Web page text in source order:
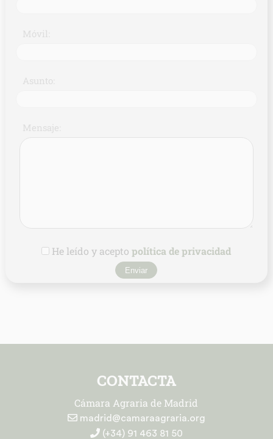
Móvil:
Asunto:
Mensaje:
He leído y aceptopolítica de privacidad
CONTACTA
Cámara Agraria de Madrid
madrid@camaraagraria.org
(+34) 91 463 81 50